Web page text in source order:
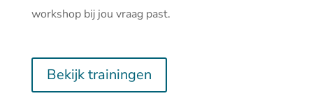
workshop bij jou vraag past.
Bekijk trainingen